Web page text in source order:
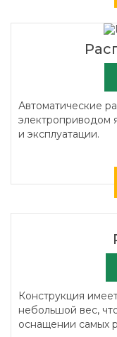
Автоматические
электроприводом
и эксплуатации.
Конструкция
небольшой вес,
оснащении самых